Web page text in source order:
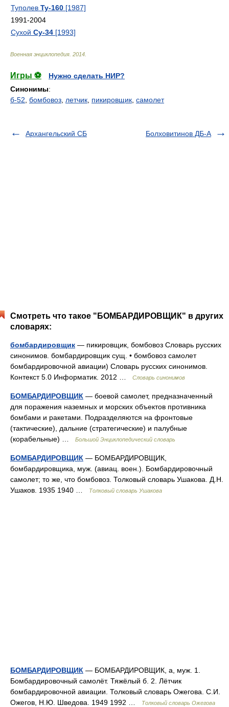
Туполев Ту-160 [1987]
1991-2004
Сухой Су-34 [1993]
Военная энциклопедия 2014
Игры ⚽
Нужно сделать НИР?
Синонимы:
б-52 бомбовоз летчик пикировщик самолет
Архангельский СБ Болховитинов ДБ-А
Смотреть что такое "БОМБАРДИРОВЩИК" в других
словарях:
бомбардировщик — пикировщик, бомбовоз Словарь русских
синонимов. бомбардировщик сущ. • бомбовоз самолет
бомбардировочной авиации) Словарь русских синонимов.
Контекст 5.0 Информатик. 2012 …
Словарь синонимов
БОМБАРДИРОВЩИК — боевой самолет, предназначенный
для поражения наземных и морских объектов противника
бомбами и ракетами. Подразделяются на фронтовые
(тактические), дальние (стратегические) и палубные
(корабельные) …
Большой Энциклопедический словарь
БОМБАРДИРОВЩИК — БОМБАРДИРОВЩИК,
бомбардировщика, муж. (авиац. воен.). Бомбардировочный
самолет; то же, что бомбовоз. Толковый словарь Ушакова. Д.Н.
Ушаков. 1935 1940 …
Толковый словарь Ушакова
БОМБАРДИРОВЩИК — БОМБАРДИРОВЩИК, а, муж. 1.
Бомбардировочный самолёт. Тяжёлый б. 2. Лётчик
бомбардировочной авиации. Толковый словарь Ожегова. С.И.
Ожегов, Н.Ю. Шведова. 1949 1992 …
Толковый словарь Ожегова